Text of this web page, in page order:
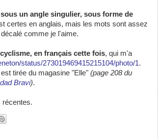
un angle singulier, sous forme de
certes en anglais, mais les mots sont assez
comme je l'aime.
en français cette fois, qui m'a
status/273019469415215104/photo/1.
tirée du magasine "Elle" (page 208 du
Bravi).
récentes.